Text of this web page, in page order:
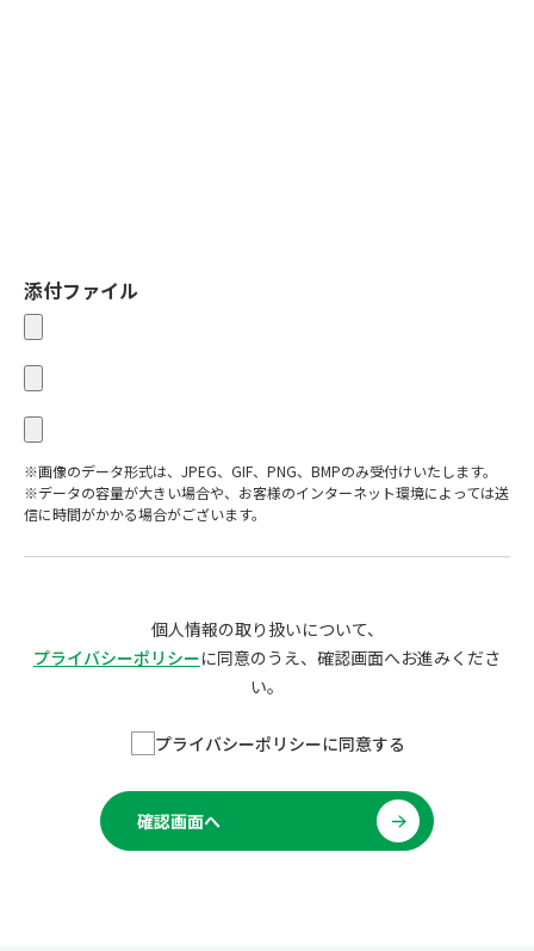
添付ファイル
※画像のデータ形式は、JPEG、GIF、PNG、BMPのみ受付けいたします。
※データの容量が大きい場合や、お客様のインターネット環境によっては送
信に時間がかかる場合がございます。
個人情報の取り扱いについて、
プライバシーポリシーに同意のうえ、確認画面へお進みくださ
い。
プライバシーポリシーに同意する
確認画面へ